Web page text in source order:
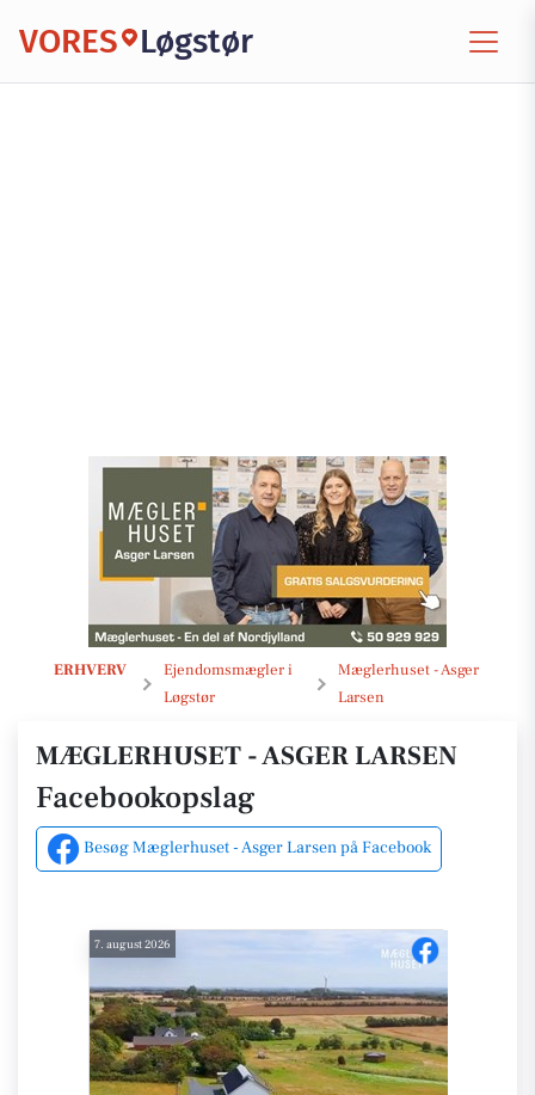
VORES Løgstør
ERHVERV
Ejendomsmægler i
Løgstør
Mæglerhuset - Asger
Larsen
Opslag
MÆGLERHUSET - ASGER LARSEN
Facebookopslag
Besøg Mæglerhuset - Asger Larsen på Facebook
7. august 2026